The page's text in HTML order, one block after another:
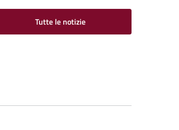
Tutte le notizie